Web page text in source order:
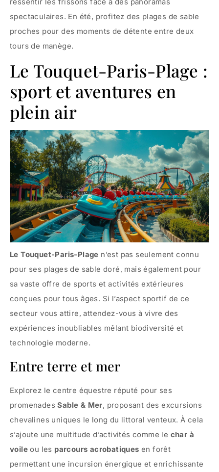
spectaculaires. En été, profitez des plages de sable
proches pour des moments de détente entre deux
tours de manège.
Le Touquet-Paris-Plage :
sport et aventures en
plein air
Le Touquet-Paris-Plage n’est pas seulement connu
pour ses plages de sable doré, mais également pour
sa vaste offre de sports et activités extérieures
conçues pour tous âges. Si l’aspect sportif de ce
secteur vous attire, attendez-vous à vivre des
expériences inoubliables mêlant biodiversité et
technologie moderne.
Entre terre et mer
Explorez le centre équestre réputé pour ses
promenadesSable & Mer, proposant des excursions
chevalines uniques le long du littoral venteux. À cela
s’ajoute une multitude d’activités comme le char à
voile ou les parcours acrobatiques en forêt
permettant une incursion énergique et enrichissante